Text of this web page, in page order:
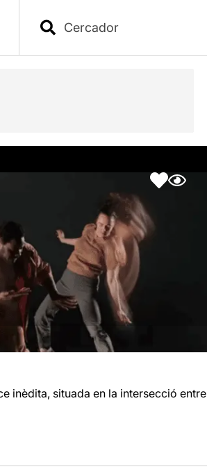
inèdita, situada en la intersecció entre